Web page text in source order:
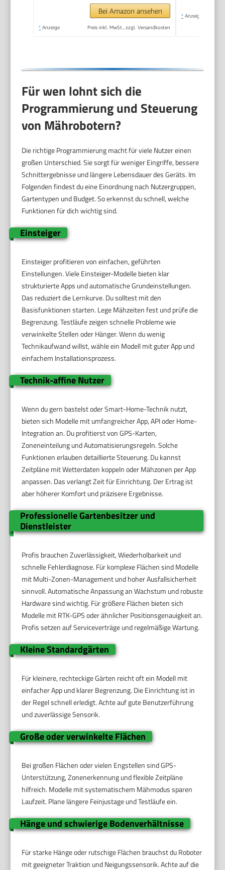
Bei Amazon ansehen
* Anzeige Preis inkl. MwSt., zzgl. Versandkosten
* Anzeige
Für wen lohnt sich die
Programmierung und Steuerung
von Mährobotern?
Die richtige Programmierung macht für viele Nutzer einen
großen Unterschied. Sie sorgt für weniger Eingriffe, bessere
Schnittergebnisse und längere Lebensdauer des Geräts. Im
Folgenden findest du eine Einordnung nach Nutzergruppen,
Gartentypen und Budget. So erkennst du schnell, welche
Funktionen für dich wichtig sind.
Einsteiger
Einsteiger profitieren von einfachen, geführten
Einstellungen. Viele Einsteiger-Modelle bieten klar
strukturierte Apps und automatische Grundeinstellungen.
Das reduziert die Lernkurve. Du solltest mit den
Basisfunktionen starten. Lege Mähzeiten fest und prüfe die
Begrenzung. Testläufe zeigen schnelle Probleme wie
verwinkelte Stellen oder Hänger. Wenn du wenig
Technikaufwand willst, wähle ein Modell mit guter App und
einfachem Installationsprozess.
Technik-affine Nutzer
Wenn du gern bastelst oder Smart-Home-Technik nutzt,
bieten sich Modelle mit umfangreicher App, API oder Home-
Integration an. Du profitierst von GPS-Karten,
Zoneneinteilung und Automatisierungsregeln. Solche
Funktionen erlauben detaillierte Steuerung. Du kannst
Zeitpläne mit Wetterdaten koppeln oder Mähzonen per App
anpassen. Das verlangt Zeit für Einrichtung. Der Ertrag ist
aber höherer Komfort und präzisere Ergebnisse.
Professionelle Gartenbesitzer und
Dienstleister
Profis brauchen Zuverlässigkeit, Wiederholbarkeit und
schnelle Fehlerdiagnose. Für komplexe Flächen sind Modelle
mit Multi-Zonen-Management und hoher Ausfallsicherheit
sinnvoll. Automatische Anpassung an Wachstum und robuste
Hardware sind wichtig. Für größere Flächen bieten sich
Modelle mit RTK-GPS oder ähnlicher Positionsgenauigkeit an.
Profis setzen auf Serviceverträge und regelmäßige Wartung.
Kleine Standardgärten
Für kleinere, rechteckige Gärten reicht oft ein Modell mit
einfacher App und klarer Begrenzung. Die Einrichtung ist in
der Regel schnell erledigt. Achte auf gute Benutzerführung
und zuverlässige Sensorik.
Große oder verwinkelte Flächen
Bei großen Flächen oder vielen Engstellen sind GPS-
Unterstützung, Zonenerkennung und flexible Zeitpläne
hilfreich. Modelle mit systematischem Mähmodus sparen
Laufzeit. Plane längere Feinjustage und Testläufe ein.
Hänge und schwierige Bodenverhältnisse
Für starke Hänge oder rutschige Flächen brauchst du Roboter
mit geeigneter Traktion und Neigungssensorik. Achte auf die